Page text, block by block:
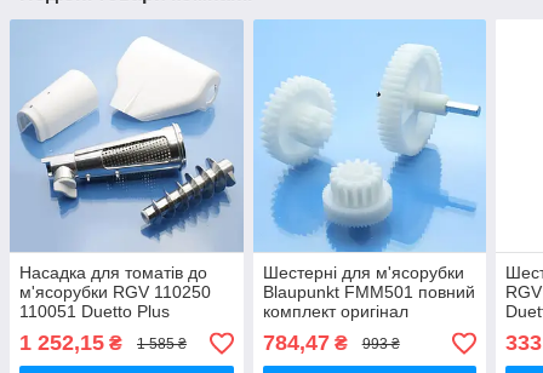
Насадка для томатів до
м'ясорубки RGV 110250
110051 Duetto Plus
оригінал
1 252,15 ₴ 1 585 ₴
Шестерні для м'ясорубки
Blaupunkt FMM501 повний
комплект оригінал
харчовий пластик
784,47₴ 993 ₴